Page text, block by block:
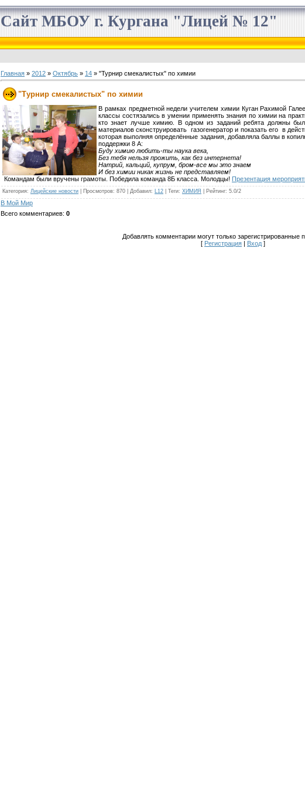
Сайт МБОУ г. Кургана "Лицей № 12"
Главная » 2012 » Октябрь » 14 » "Турнир смекалистых" по химии
"Турнир смекалистых" по химии
В рамках предметной недели учителем химии Куган Рахимой
классы состязались в умении применять знания по химии на
кто знает лучше химию. В одном из заданий ребята должны
материалов сконструировать газогенератор и показать его в
которая выполняя определённые задания, добавляла баллы в
поддержки 8 А:
Буду химию любить-ты наука века,
Без тебя нельзя прожить, как без интернета!
Натрий, кальций, купрум, бром-все мы это знаем
И без химии никак жизнь не представляем!
Командам были вручены грамоты. Победила команда 8Б класса. Молодцы! Презентация
Категория: Лицейские новости Просмотров: 870 | Добавил: L12 Теги: ХИМИЯ Рейтинг: 5.0/2
В Мой Мир
Всего комментариев: 0
Добавлять комментарии могут только зарегистрированные
[ Регистрация | Вход ]